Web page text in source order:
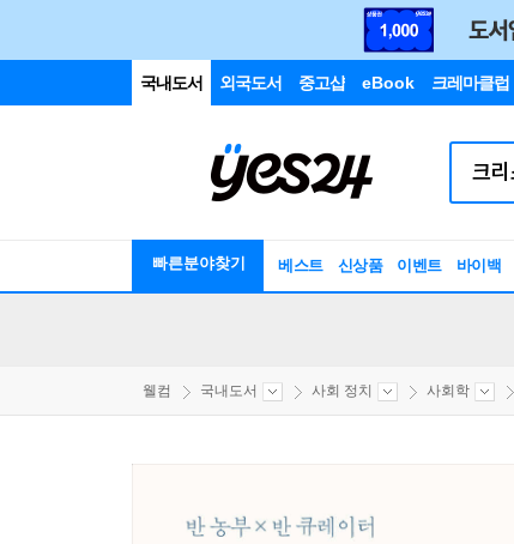
국내도서 외국도서 중고샵 eBook 크레마클럽
빠른분야찾기 베스트 신상품 이벤트 바이백
웰컴 국내도서 사회 정치 사회학